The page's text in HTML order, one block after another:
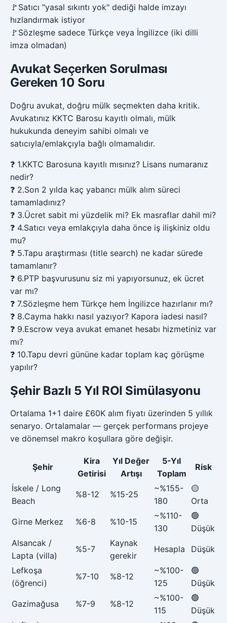
🚩 Satıcı "yasal sıkıntı yok" dediği halde imzayı
hızlandırmak istiyor
🚩 Sözleşme sadece Türkçe veya İngilizce (iki dilli
imza olmadan)
Avukat Seçerken Sorulması
Gereken 10 Soru
Doğru avukat, doğru mülk seçmekten daha kritik.
Avukatınız KKTC Barosu kayıtlı olmalı, mülk
hukukunda deneyim sahibi olmalı ve
satıcıyla/emlakçıyla bağlı olmamalıdır.
❓ 1.KKTC Barosuna kayıtlı mısınız? Lisans numaranız
nedir?
❓ 2.Son 2 yılda kaç yabancı mülk alım süreci
tamamladınız?
❓ 3.Ücret sabit mi yüzdelik mi? Ek masraflar dahil mi?
❓ 4.Satıcı veya emlakçıyla daha önce iş ilişkiniz oldu
mu?
❓ 5.Tapu araştırması (title search) ne kadar sürede
tamamlanır?
❓ 6.PTP başvurusunu siz mi yapıyorsunuz, ek ücret
var mı?
❓ 7.Sözleşme hem Türkçe hem İngilizce hazırlanır mı?
❓ 8.Cayma hakkı nasıl yazıyor? Kapora iadesi nasıl?
❓ 9.Escrow veya avukat emanet hesabı hizmetiniz var
mı?
❓ 10.Tapu devri gününe kadar toplam kaç görüşme
yapılır?
Şehir Bazlı 5 Yıl ROI Simülasyonu
Ortalama 1+1 daire £60K alım fiyatı üzerinden 5 yıllık
senaryo. Ortalamalar — gerçek performans projeye
ve dönemsel makro koşullara göre değişir.
Şehir
Kira
Getirisi
Yıl Değer
Artışı
5-Yıl
Toplam
Risk
İskele / Long
Beach
%8-12 %15-25
~%155-
180
🟡
Orta
Girne Merkez %6-8 %10-15
~%110-
130
🟢
Düşük
Alsancak /
Lapta (villa)
%5-7
Kaynak
gerekir
Hesapla Düşük
Lefkoşa
(öğrenci)
%7-10 %8-12
~%100-
125
🟢
Düşük
Gazimağusa %7-9 %8-12
~%100-
115
🟢
Düşük